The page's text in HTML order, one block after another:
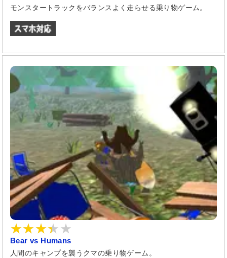
モンスタートラックをバランスよく走らせる乗り物ゲーム。
Bear vs Humans
人間のキャンプを襲うクマの乗り物ゲーム。